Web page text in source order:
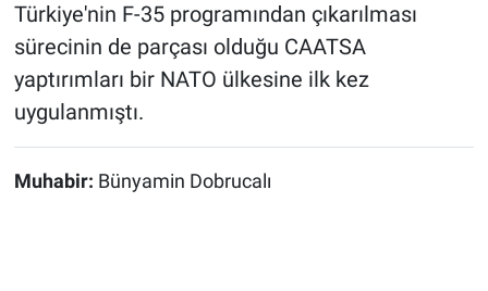
Türkiye'nin F-35 programından çıkarılması
sürecinin de parçası olduğu CAATSA
yaptırımları bir NATO ülkesine ilk kez
uygulanmıştı.
Muhabir: Bünyamin Dobrucalı